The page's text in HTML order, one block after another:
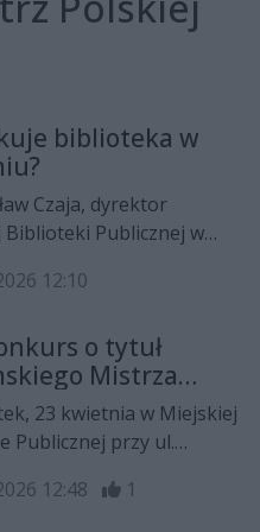
biblioteka w
Czaja, dyrektor
Biblioteki Publicznej w
Kulturze. Natalia Pętelska
Tygodniu
a także wielu innych
które odbędą się w
czasie w radomskiej
12:10
o tytuł
Mistrza
23 kwietnia w Miejskiej
Publicznej przy ul.
o tytuł
12:48 1